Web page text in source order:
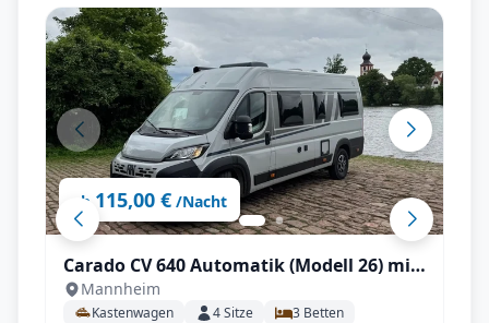
ab 115,00 € /Nacht
Carado CV 640 Automatik (Modell 26) mit
Längstbetten, Fahrradträger
Mannheim
Kastenwagen 4Sitze 3 Betten